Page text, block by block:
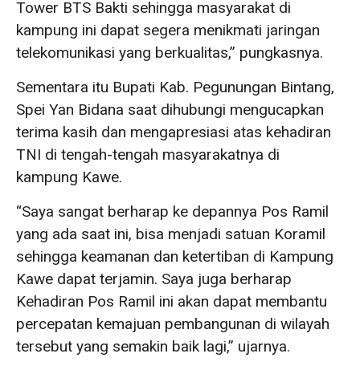
Tower BTS Bakti sehingga masyarakat di
kampung ini dapat segera menikmati jaringan
telekomunikasi yang berkualitas,” pungkasnya.
Sementara itu Bupati Kab. Pegunungan Bintang,
Spei Yan Bidana saat dihubungi mengucapkan
terima kasih dan mengapresiasi atas kehadiran
TNI di tengah-tengah masyarakatnya di
kampung Kawe.
“Saya sangat berharap ke depannya Pos Ramil
yang ada saat ini, bisa menjadi satuan Koramil
sehingga keamanan dan ketertiban di Kampung
Kawe dapat terjamin. Saya juga berharap
Kehadiran Pos Ramil ini akan dapat membantu
percepatan kemajuan pembangunan di wilayah
tersebut yang semakin baik lagi,” ujarnya.